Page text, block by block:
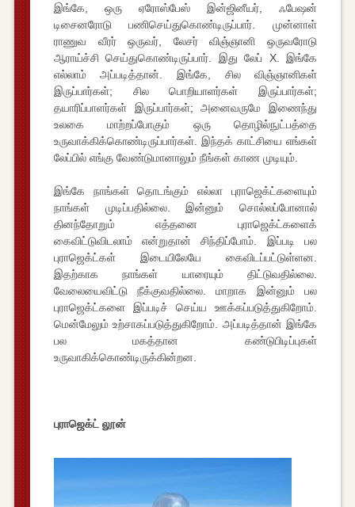
இங்கே, ஒரு ஏரோஸ்பேஸ் இன்ஜினீயர், ஃபேஷன்
டிசைனரோடு பணிசெய்துகொண்டிருப்பார். முன்னாள்
ராணுவ வீரர் ஒருவர், லேசர் விஞ்ஞானி ஒருவரோடு
ஆராய்ச்சி செய்துகொண்டிருப்பார். இது லேப் X. இங்கே
எல்லாம் அப்படித்தான். இங்கே, சில விஞ்ஞானிகள்
இருப்பார்கள்; சில பொறியாளர்கள் இருப்பார்கள்;
தயாரிப்பாளர்கள் இருப்பார்கள்; அனைவருமே இணைந்து
உலகை மாற்றப்போகும் ஒரு தொழில்நுட்பத்தை
உருவாக்கிக்கொண்டிருப்பார்கள். இந்தக் காட்சியை எங்கள்
லேப்பில் எங்கு வேண்டுமானாலும் நீங்கள் காண முடியும்.
இங்கே நாங்கள் தொடங்கும் எல்லா புராஜெக்ட்களையும்
நாங்கள் முடிப்பதில்லை. இன்னும் சொல்லப்போனால்
தினந்தோறும் எத்தனை புராஜெக்ட்களைக்
கைவிட்டுவிடலாம் என்றுதான் சிந்திப்போம். இப்படி பல
புராஜெக்ட்கள் இடையிலேயே கைவிடப்பட்டுள்ளன.
இதற்காக நாங்கள் யாரையும் திட்டுவதில்லை.
வேலையைவிட்டு நீக்குவதில்லை. மாறாக இன்னும் பல
புராஜெக்ட்களை இப்படிச் செய்ய ஊக்கப்படுத்துகிறோம்.
மென்மேலும் உற்சாகப்படுத்துகிறோம். அப்படித்தான் இங்கே
பல மகத்தான கண்டுபிடிப்புகள்
உருவாகிக்கொண்டிருக்கின்றன.
புராஜெக்ட் லூன்